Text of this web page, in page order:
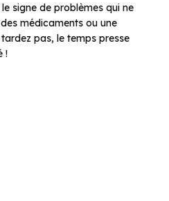
signe de problèmes qui ne
médicaments ou une
pas, le temps presse
!